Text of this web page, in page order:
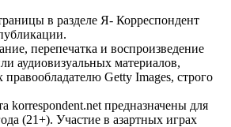
в разделе Я- Корреспондент
перепечатка и воспроизведение
аудиовизуальных материалов,
Getty Images, строго
korrespondent.net предназначены для
(21+). Участие в азартных играх